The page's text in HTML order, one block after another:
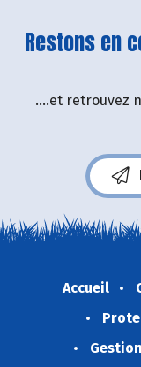
Restons en
....et retrouvez
Accueil